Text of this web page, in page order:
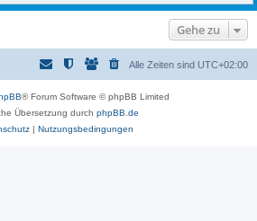
Gehe zu
Alle Zeiten sind UTC+02:00
® Forum Software © phpBB Limited
Übersetzung durch phpBB.de
| Nutzungsbedingungen